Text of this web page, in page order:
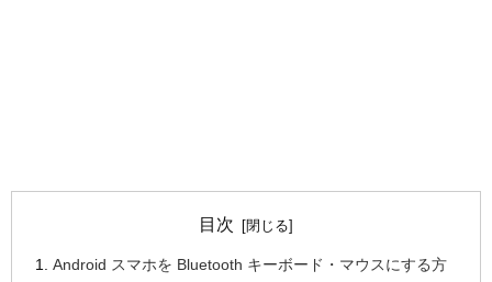
目次
Android スマホを Bluetooth キーボード・マウスにする方